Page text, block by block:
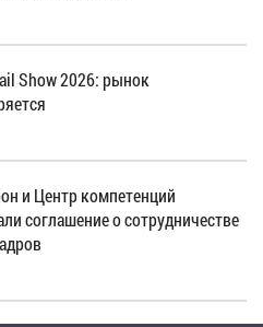
Show 2026: рынок
и Центр компетенций
соглашение о сотрудничестве